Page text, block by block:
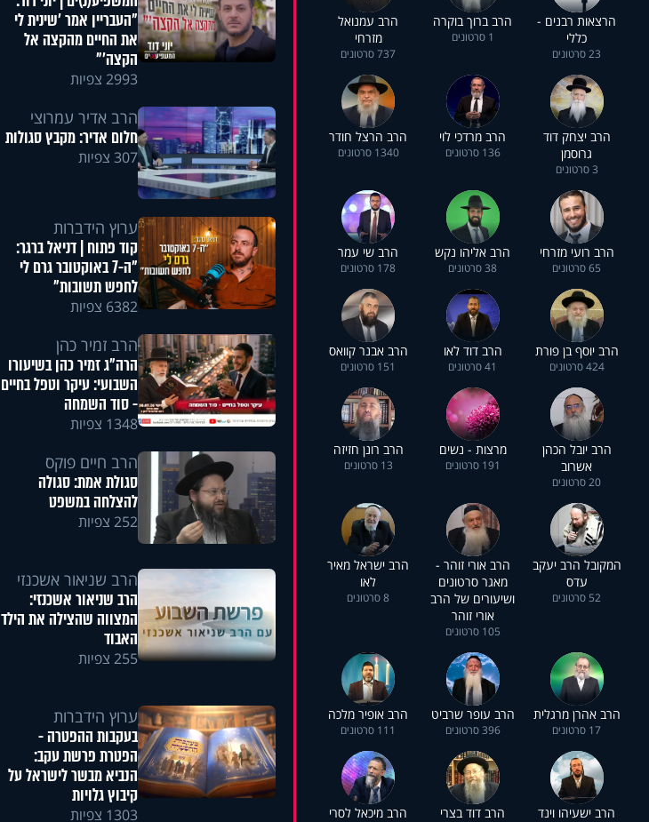
הרצאות רבנים -
כללי
23 סרטונים
הרב ברוך בוקרה
1 סרטונים
הרב עמנואל
מזרחי
737 סרטונים
הרב יצחק דוד
גרוסמן
3 סרטונים
הרב מרדכי לוי
136 סרטונים
הרב הרצל חודר
1340 סרטונים
הרב רועי מזרחי
65 סרטונים
הרב אליהו נקש
38 סרטונים
הרב שי עמר
178 סרטונים
הרב יוסף בן פורת
424 סרטונים
הרב דוד לאו
41 סרטונים
הרב אבנר קוואס
151 סרטונים
הרב יובל הכהן
אשרוב
20 סרטונים
מרצות - נשים
191 סרטונים
הרב רונן חזיזה
13 סרטונים
המקובל הרב יעקב
עדס
52 סרטונים
הרב אורי זוהר -
מאגר סרטונים
ושיעורים של הרב
אורי זוהר
105 סרטונים
הרב ישראל מאיר
לאו
8 סרטונים
הרב אהרן מרגלית
17 סרטונים
הרב עופר שרביט
396 סרטונים
הרב אופיר מלכה
111 סרטונים
הרב ישעיהו וינד הרב דוד בצרי הרב מיכאל לסרי
"העבריין אמר 'שינית לי
את החיים מהקצה אל
הקצה'"
2993 צפיות
הרב אדיר עמרוצי
חלום אדיר: מקבץ סגולות
307 צפיות
ערוץ הידברות
קוד פתוח | דניאל ברגר:
"ה-7 באוקטובר גרם לי
לחפש תשובות"
6382 צפיות
הרב זמיר כהן
הרה"ג זמיר כהן בשיעורו
השבועי: עיקר וטפל בחיים
- סוד השמחה
1348 צפיות
הרב חיים פוקס
סגולת אמת: סגולה
להצלחה במשפט
252 צפיות
הרב שניאור אשכנזי
הרב שניאור אשכנזי:
המצווה שהצילה את הילד
האבוד
255 צפיות
ערוץ הידברות
בעקבות ההפטרה -
הפטרת פרשת עקב:
הנביא מבשר לישראל על
קיבוץ גלויות
1303 צפיות